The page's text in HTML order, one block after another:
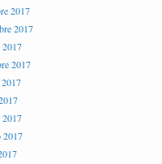
2017
2017
2017
2017
2017